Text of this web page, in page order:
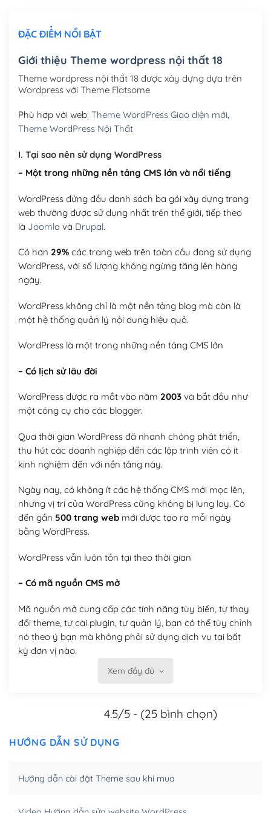
Mua thêm Host + Tên miền
Tên miền quốc tế .com .net .org (1 năm)(+300,000₫)
Tên miền Việt Nam .vn (1 năm)(+550,000₫)
Hosting 3GB SSD (1 năm)
Hosting 5GB SSD (1 năm)
Hosting 8GB SSD (1 năm) (+950,000₫)
ĐẶC ĐIỂM NỔI BẬT
Giới thiệu Theme wordpress nội thất 18
Theme wordpress nội thất 18 được xây dựng dựa trên
Wordpress với Theme Flatsome
Phù hợp với web: Theme WordPress Giao diện mới,
Theme WordPress Nội Thất
I. Tại sao nên sử dụng WordPress
– Một trong những nền tảng CMS lớn và nổi tiếng
WordPress đứng đầu danh sách ba gói xây dựng trang
web thường được sử dụng nhất trên thế giới, tiếp theo
là Joomla và Drupal.
Có hơn 29%các trang web trên toàn cầu đang sử dụng
WordPress, với số lượng không ngừng tăng lên hàng
ngày.
WordPress không chỉ là một nền tảng blog mà còn là
một hệ thống quản lý nội dung hiệu quả.
WordPress là một trong những nền tảng CMS lớn
– Có lịch sử lâu đời
WordPress được ra mắt vào năm 2003và bắt đầu như
một công cụ cho các blogger.
Qua thời gian WordPress đã nhanh chóng phát triển,
thu hút các doanh nghiệp đến các lập trình viên có ít
kinh nghiệm đến với nền tảng này.
Ngày nay, có không ít các hệ thống CMS mới mọc lên,
nhưng vị trí của WordPress cũng không bị lung lay. Có
đến gần 500 trang webmới được tạo ra mỗi ngày
bằng WordPress.
WordPress vẫn luôn tồn tại theo thời gian
– Có mã nguồn CMS mở
Mã nguồn mở cung cấp các tính năng tùy biến, tự thay
đổi theme, tự cài plugin, tự quản lý, bạn có thể tùy chỉnh
nó theo ý bạn mà không phải sử dụng dịch vụ tại bất
kỳ đơn vị nào.
Việc của bạn là đăng ký một tên miền và hosting để
Có thể tùy biến trên website WordPress
– Thân thiện với công cụ tìm kiếm
WordPress bao gồm nhiều công cụ và plugin để tối ưu
Xem đầy đủ
4.5/5 - (25 bình chọn)
HƯỚNG DẪN SỬ DỤNG
Hướng dẫn cài đặt Theme sau khi mua